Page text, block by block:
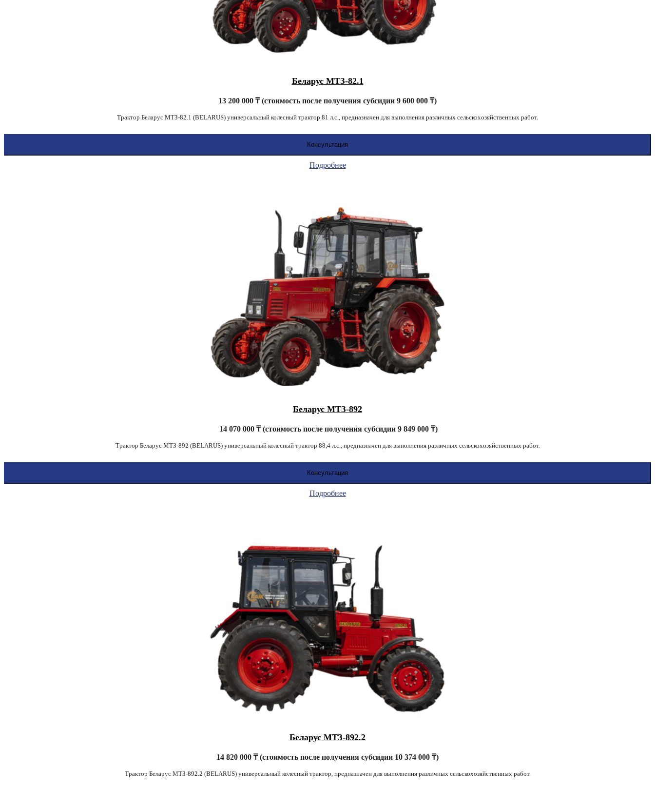
Беларус МТЗ-82.1
13 200 000 ₸ (стоимость после получения субсидии 9 600 000 ₸)
Трактор Беларус МТЗ-82.1 (BELARUS) универсальный колесный трактор 81 л.с., предназначен для выполнения различных сельскохозяйственных работ.
Консультация
Подробнее
Беларус МТЗ-892
14 070 000 ₸ (стоимость после получения субсидии 9 849 000 ₸)
Трактор Беларус МТЗ-892 (BELARUS) универсальный колесный трактор 88,4 л.с., предназначен для выполнения различных сельскохозяйственных работ.
Консультация
Подробнее
Беларус МТЗ-892.2
14 820 000 ₸ (стоимость после получения субсидии 10 374 000 ₸)
Трактор Беларус МТЗ-892.2 (BELARUS) универсальный колесный трактор, предназначен для выполнения различных сельскохозяйственных работ.